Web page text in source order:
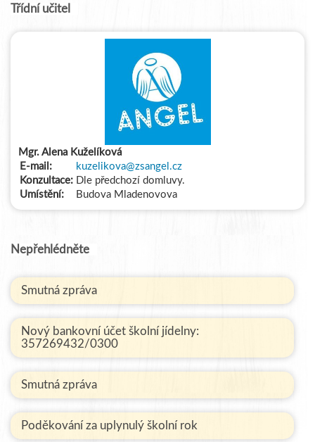
Třídní učitel
Mgr. Alena Kuželíková
E-mail:
kuzelikova@zsangel.cz
Konzultace: Dle předchozí domluvy.
Umístění:
Budova Mladenovova
Nepřehlédněte
Smutná zpráva
Nový bankovní účet školní jídelny:
357269432/0300
Smutná zpráva
Poděkování za uplynulý školní rok